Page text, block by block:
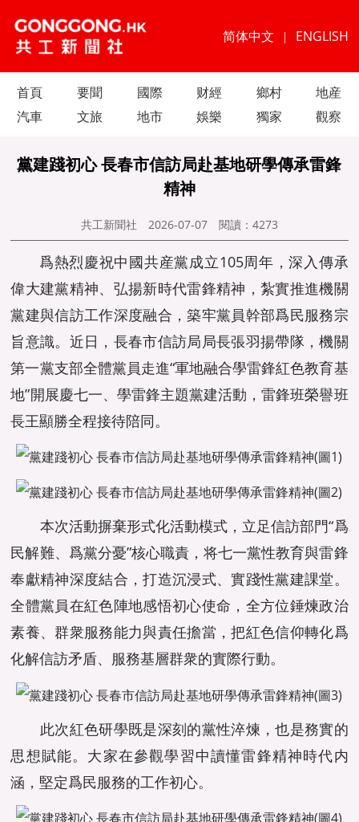
简体中文 | ENGLISH
首頁 要聞 國際 财經 鄉村
地産
汽車
文旅 地市 娛樂 獨家 觀察
黨建踐初心 長春市信訪局赴基地研學傳承雷鋒
精神
共工新聞社 2026-07-07 閱讀： 4273
爲熱烈慶祝中國共産黨成立105周年，深入傳承
偉大建黨精神、弘揚新時代雷鋒精神，紮實推進機關
黨建與信訪工作深度融合，築牢黨員幹部爲民服務宗
旨意識。近日，長春市信訪局局長張羽揚帶隊，機關
第一黨支部全體黨員走進“軍地融合學雷鋒紅色教育基
地”開展慶七一、學雷鋒主題黨建活動，雷鋒班榮譽班
長王顯勝全程接待陪同。
本次活動摒棄形式化活動模式，立足信訪部門“爲
民解難、爲黨分憂”核心職責，将七一黨性教育與雷鋒
奉獻精神深度結合，打造沉浸式、實踐性黨建課堂。
全體黨員在紅色陣地感悟初心使命，全方位錘煉政治
素養、群衆服務能力與責任擔當，把紅色信仰轉化爲
化解信訪矛盾、服務基層群衆的實際行動。
此次紅色研學既是深刻的黨性淬煉，也是務實的
思想賦能。大家在參觀學習中讀懂雷鋒精神時代内
涵，堅定爲民服務的工作初心。